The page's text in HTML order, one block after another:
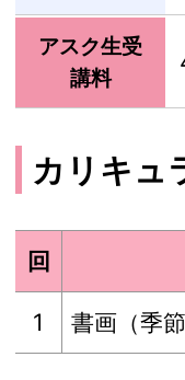
アスク生受
講料
カリキュ
回
1 書画（季